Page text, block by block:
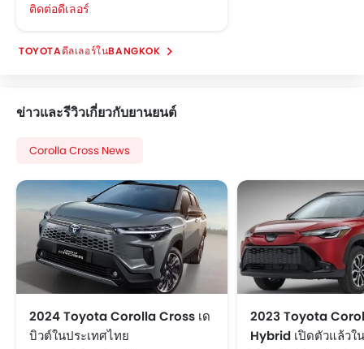
ติดต่อดีเลอร์
TOYOTAดีลเลอร์ในBANGKOK
ข่าวและรีวิวเกี่ยวกับยานยนต์
Corolla Cross News
2024 Toyota Corolla Cross เด
บิวต์ในประเทศไทย
2023 Toyota
Hybrid เปิดตัวแล้วใ